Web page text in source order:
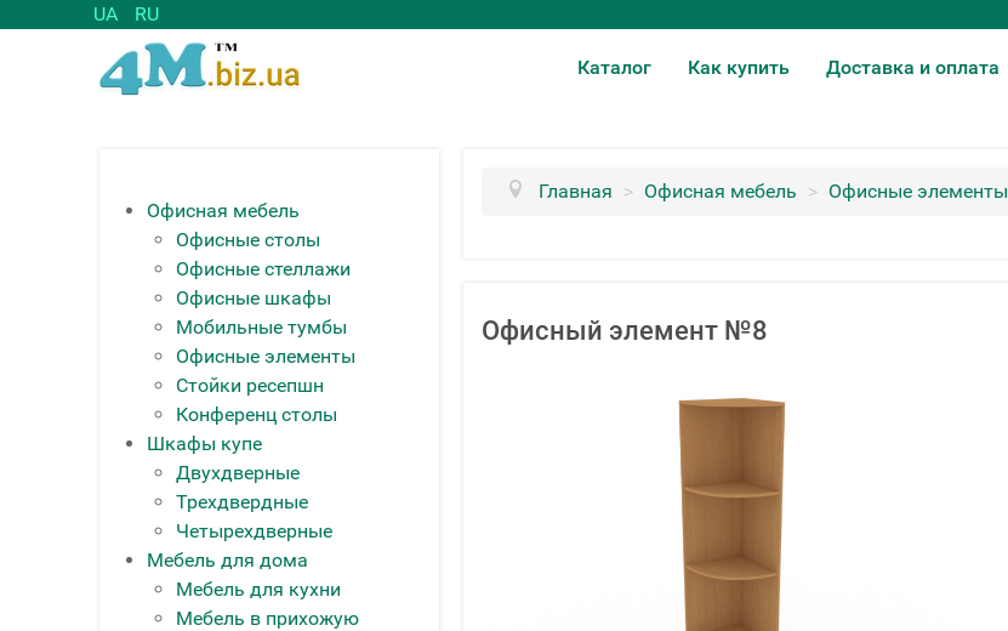
UA RU
Каталог Как купить Доставка и оплата
Офисная мебель
Офисные столы
Офисные стеллажи
Офисные шкафы
Мобильные тумбы
Офисные элементы
Стойки ресепшн
Конференц столы
Шкафы купе
Двухдверные
Трехдвердные
Четырехдверные
Мебель для дома
Мебель для кухни
Мебель в прихожую
Главная > Офисная мебель > Офисные элементы
Офисный элемент №8